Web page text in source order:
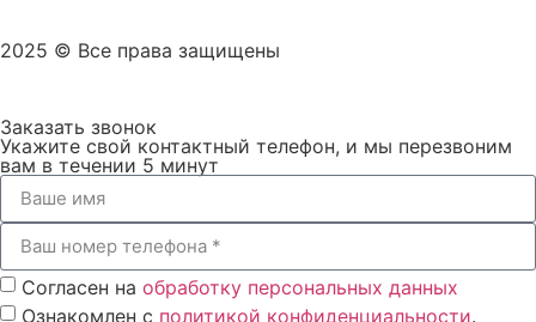
Замена поршневой группы автомобиля Вольво
Замена подушек двигателя Вольво
Замена поддона картера двигателя Вольво
Замена переднего сальника коленвала Вольво
Замена опор (подушек) двигателя Вольво
2025 © Все права защищены
Заказать звонок
Укажите свой контактный телефон, и мы перезвоним
вам в течении 5 минут
Согласен на обработку персональных данных
Ознакомлен с политикой конфиденциальности.